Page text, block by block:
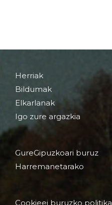
Herriak
Bildumak
Elkarlanak
Igo zure argazkia
GureGipuzkoari buruz
Harremanetarako
Cookieei buruzko politika